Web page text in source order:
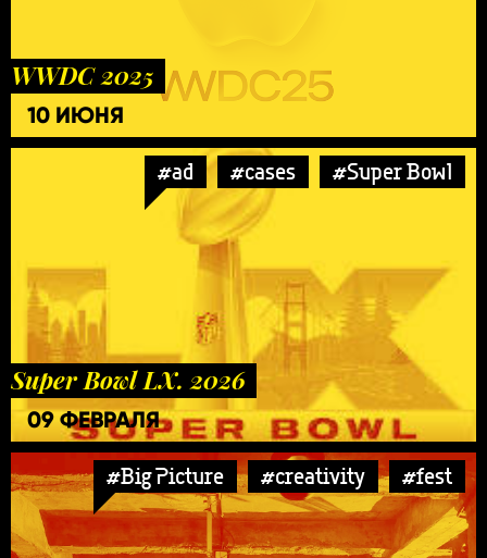
WWDC 2025
10 ИЮНЯ
#ad #cases #Super Bowl
Super Bowl LX. 2026
09 ФЕВРАЛЯ
#Big Picture #creativity #fest